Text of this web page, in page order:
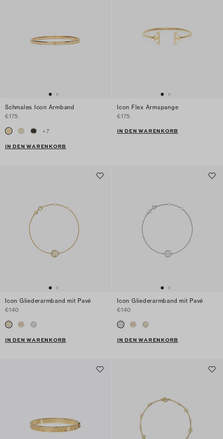
Schmales Icon Armband
€175
+7
IN DEN WARENKORB
Icon Flex Armspange
€175
IN DEN WARENKORB
Icon Gliederarmband mit Pavé
€140
IN DEN WARENKORB
Icon Gliederarmband mit Pavé
€140
IN DEN WARENKORB